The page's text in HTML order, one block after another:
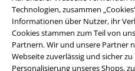
Technologien, zusammen
Informationen über Nutzer, ihr
Cookies stammen zum Teil von
Partnern. Wir und unsere Partner
Webseite zuverlässig und sicher
Personalisierung unseres Shops,
A Warner Music